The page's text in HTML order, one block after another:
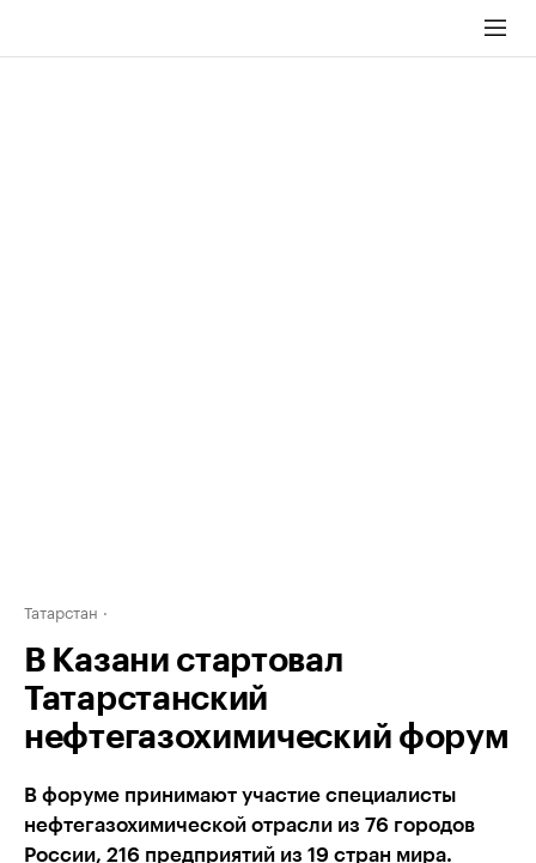
Татарстан
В Казани стартовал
Татарстанский
нефтегазохимический форум
В форуме принимают участие специалисты
нефтегазохимической отрасли из 76 городов
России, 216 предприятий из 19 стран мира.